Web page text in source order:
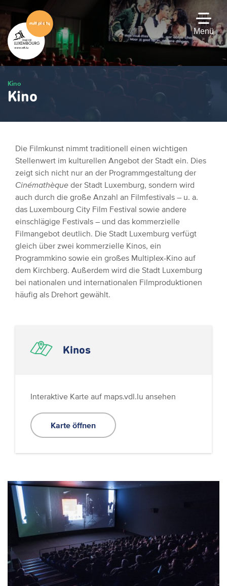
Hauptinhalt
gehen
Menü
Kino
Kino
Die Filmkunst nimmt traditionell einen wichtigen
Stellenwert im kulturellen Angebot der Stadt ein. Dies
zeigt sich nicht nur an der Programmgestaltung der
Cinémathèque der Stadt Luxemburg, sondern wird
auch durch die große Anzahl an Filmfestivals – u. a.
das Luxembourg City Film Festival sowie andere
einschlägige Festivals – und das kommerzielle
Filmangebot deutlich. Die Stadt Luxemburg verfügt
gleich über zwei kommerzielle Kinos, ein
Programmkino sowie ein großes Multiplex-Kino auf
dem Kirchberg. Außerdem wird die Stadt Luxemburg
bei nationalen und internationalen Filmproduktionen
häufig als Drehort gewählt.
Kinos
Interaktive Karte auf maps.vdl.lu ansehen
Karte öffnen